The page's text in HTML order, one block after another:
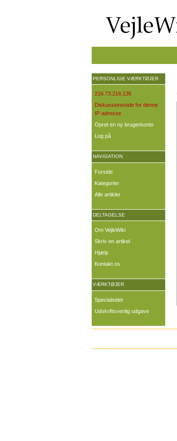
PERSONLIGE VÆRKTØJER
216.73.216.136
Diskussionsside for denne
IP-adresse
Opret en ny brugerkonto
Log på
NAVIGATION
Forside
Kategorier
Alle artikler
DELTAGELSE
Om VejleWiki
Skriv en artikel
Hjælp
Kontakt os
VÆRKTØJER
Specialsider
Udskriftsvenlig udgave